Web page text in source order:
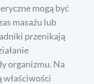
mogą być
masażu lub
przenikają
organizmu. Na
właściwości